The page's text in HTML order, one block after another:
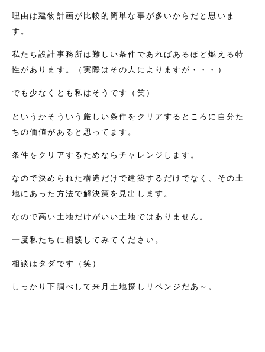
理由は建物計画が比較的簡単な事が多いからだと思いま
す。
私たち設計事務所は難しい条件であればあるほど燃える特
性があります。（実際はその人によりますが・・・）
でも少なくとも私はそうです（笑）
というかそういう厳しい条件をクリアするところに自分た
ちの価値があると思ってます。
条件をクリアするためならチャレンジします。
なので決められた構造だけで建築するだけでなく、その土
地にあった方法で解決策を見出します。
なので高い土地だけがいい土地ではありません。
一度私たちに相談してみてください。
相談はタダです（笑）
しっかり下調べして来月土地探しリベンジだあ～。